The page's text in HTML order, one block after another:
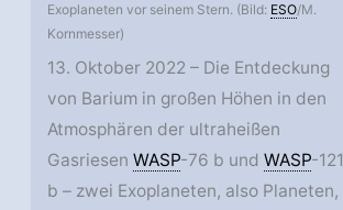
Exoplaneten vor seinem Stern. (Bild: ESO/M.
Kornmesser)
13. Oktober 2022 – Die Entdeckung
von Barium in großen Höhen in den
Atmosphären der ultraheißen
GasriesenWASP-76 b undWASP-121
b – zwei Exoplaneten, also Planeten,